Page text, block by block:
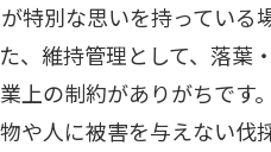
特別な思いを持ってい
、維持管理として、落
上の制約がありがちです。
や人に被害を与えない